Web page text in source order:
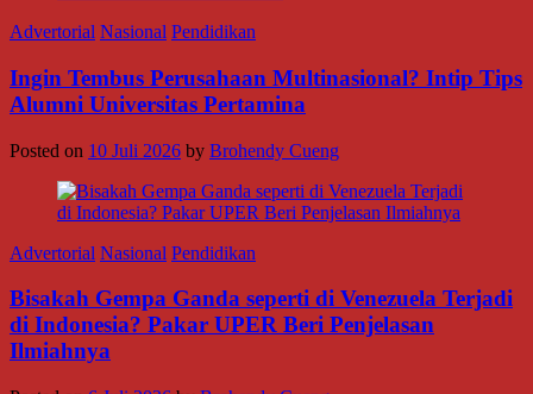
Advertorial Nasional Pendidikan
Ingin Tembus Perusahaan Multinasional? Intip Tips
Alumni Universitas Pertamina
Posted on 10 Juli 2026 by Brohendy Cueng
Advertorial Nasional Pendidikan
Bisakah Gempa Ganda seperti di Venezuela Terjadi
di Indonesia? Pakar UPER Beri Penjelasan
Ilmiahnya